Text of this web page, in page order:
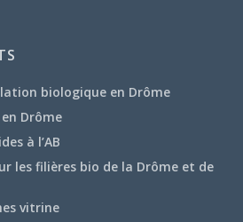
biologique en Drôme
Drôme
à l’AB
les filières bio de la Drôme et de
vitrine